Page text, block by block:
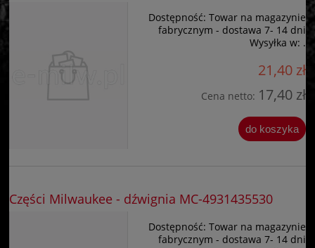
Dostępność: Towar na magazynie
fabrycznym - dostawa 7- 14 dni
Wysyłka w: .
21,40 zł
Cena netto: 17,40 zł
do koszyka
Części Milwaukee - dźwignia MC-4931435530
Dostępność: Towar na magazynie
fabrycznym - dostawa 7- 14 dni